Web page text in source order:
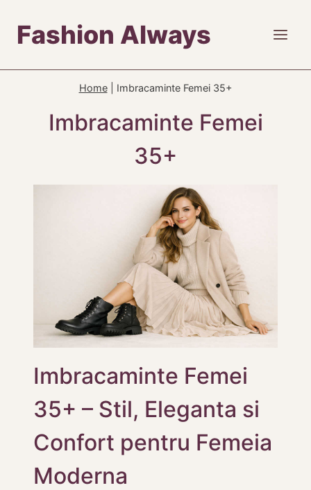
content
Fashion Always
Home| Imbracaminte Femei 35+
Imbracaminte Femei
35+
Imbracaminte Femei
35+ – Stil, Eleganta si
Confort pentru Femeia
Moderna